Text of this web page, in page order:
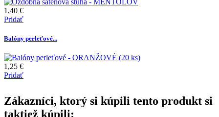
1,40 €
Pridať
Balóny perleťové...
1,25 €
Pridať
Zákazníci, ktorý si kúpili tento produkt si
taktiež kúpili: